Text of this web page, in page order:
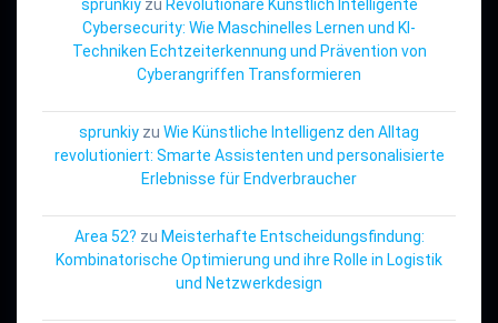
sprunkiyzu Revolutionäre Künstlich Intelligente
Cybersecurity: Wie Maschinelles Lernen und KI-
Techniken Echtzeiterkennung und Prävention von
Cyberangriffen Transformieren
sprunkiy zu Wie Künstliche Intelligenz den Alltag
revolutioniert: Smarte Assistenten und personalisierte
Erlebnisse für Endverbraucher
Area 52? zu Meisterhafte Entscheidungsfindung:
Kombinatorische Optimierung und ihre Rolle in Logistik
und Netzwerkdesign